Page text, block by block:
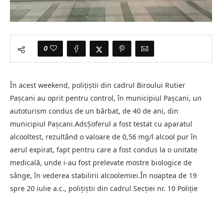
0
În acest weekend, polițiștii din cadrul Biroului Rutier
Pașcani au oprit pentru control, în municipiul Pașcani, un
autoturism condus de un bărbat, de 40 de ani, din
municipiul Pașcani.AdsȘoferul a fost testat cu aparatul
alcooltest, rezultând o valoare de 0,56 mg/l alcool pur în
aerul expirat, fapt pentru care a fost condus la o unitate
medicală, unde i-au fost prelevate mostre biologice de
sânge, în vederea stabilirii alcoolemiei.În noaptea de 19
spre 20 iulie a.c., polițiștii din cadrul Secției nr. 10 Poliție